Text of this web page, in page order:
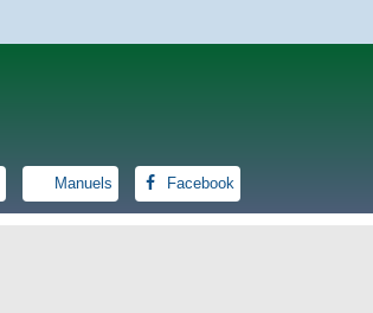
Manuels Facebook